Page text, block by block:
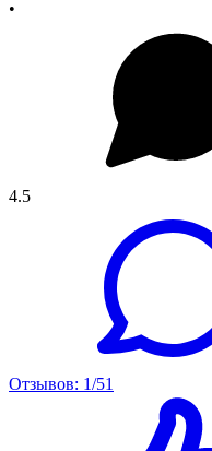
•
4.5
Отзывов: 1/51